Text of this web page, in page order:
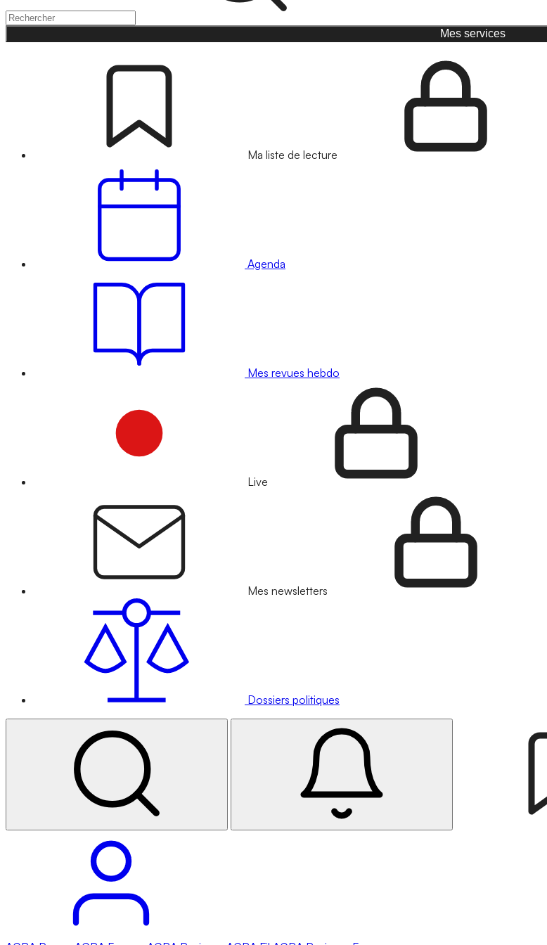
Mes services
Ma liste de lecture
Agenda
Mes revues hebdo
Live
Mes newsletters
Dossiers politiques